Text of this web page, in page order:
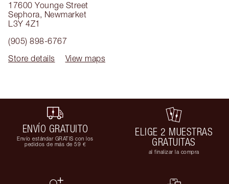
17600 Younge Street
Sephora, Newmarket
L3Y 4Z1
(905) 898-6767
Store details
View maps
ENVÍO GRATUITO
Envío estándar GRATIS con los
pedidos de más de 59 €
ELIGE 2 MUESTRAS
GRATUITAS
al finalizar la compra